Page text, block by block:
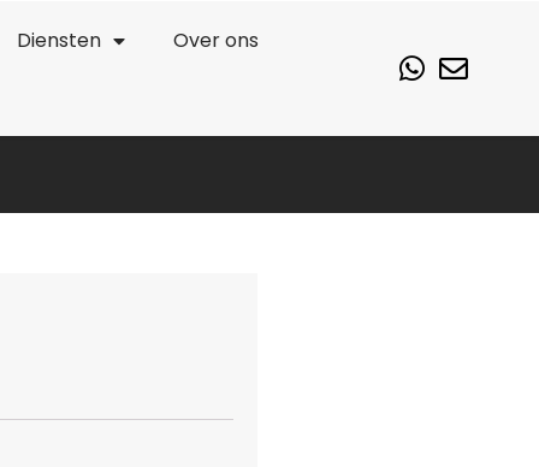
Diensten Over ons